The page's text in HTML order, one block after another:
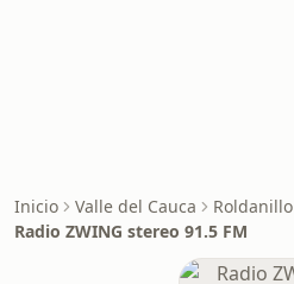
Inicio Valle del Cauca
Roldanillo
Radio ZWING stereo 91.5 FM